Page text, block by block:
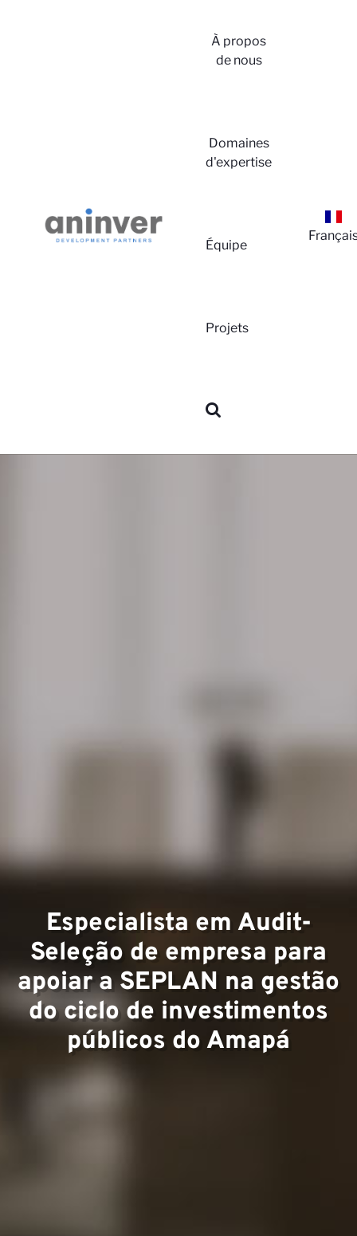
À propos
de nous
Domaines
d'expertise
Équipe
Projets
À
nous
Équipe
Projets
Especialista em Audit-
Seleção de empresa para
apoiar a SEPLAN na gestão
do ciclo de investimentos
públicos do Amapá